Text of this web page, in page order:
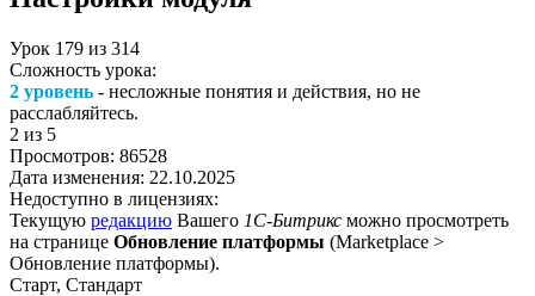
Урок 179 из 314
Сложность урока:
2 уровень - несложные понятия и действия, но не
расслабляйтесь.
2 из 5
Просмотров: 86528
Дата изменения: 22.10.2025
Недоступно в лицензиях:
Текущую редакцию Вашего 1С-Битрикс можно просмотреть
на странице Обновление платформы (Marketplace >
Обновление платформы).
Старт, Стандарт